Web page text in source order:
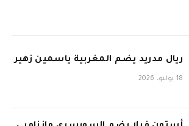
ريال مدريد يضم المغربية ياسمين زهير
18 يوليو، 2026